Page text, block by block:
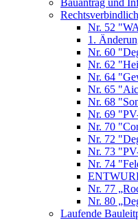
Bauantrag und
Nr. 52
1.
Nr. 60
Nr. 62
Nr. 64
Nr. 65
Nr. 68
Nr. 69
Nr. 70
Nr. 72
Nr. 73
Nr. 74
Nr. 77
Nr. 80
Laufende